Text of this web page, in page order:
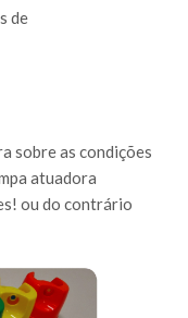
de
sobre as condições
atuadora
ou do contrário